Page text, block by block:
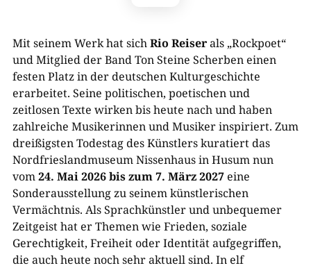
Mit seinem Werk hat sichRio Reiserals „Rockpoet“
und Mitglied der Band Ton Steine Scherben einen
festen Platz in der deutschen Kulturgeschichte
erarbeitet. Seine politischen, poetischen und
zeitlosen Texte wirken bis heute nach und haben
zahlreiche Musikerinnen und Musiker inspiriert. Zum
dreißigsten Todestag des Künstlers kuratiert das
Nordfrieslandmuseum Nissenhaus in Husum nun
vom24. Mai 2026 bis zum 7. März 2027eine
Sonderausstellung zu seinem künstlerischen
Vermächtnis. Als Sprachkünstler und unbequemer
Zeitgeist hat er Themen wie Frieden, soziale
Gerechtigkeit, Freiheit oder Identität aufgegriffen,
die auch heute noch sehr aktuell sind. In elf